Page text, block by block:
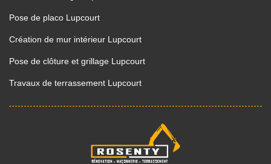
Pose de placo Lupcourt
Création de mur intérieur Lupcourt
Pose de clôture et grillage Lupcourt
Travaux de terrassement Lupcourt